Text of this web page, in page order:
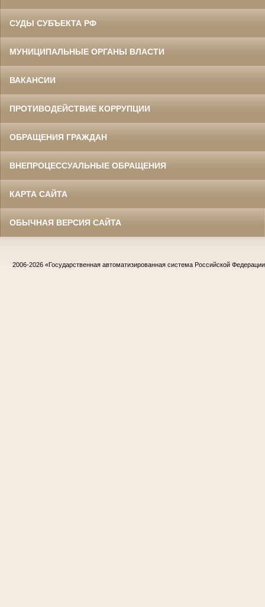
СУДЫ СУБЪЕКТА РФ
МУНИЦИПАЛЬНЫЕ ОРГАНЫ ВЛАСТИ
ВАКАНСИИ
ПРОТИВОДЕЙСТВИЕ КОРРУПЦИИ
ОБРАЩЕНИЯ ГРАЖДАН
ВНЕПРОЦЕССУАЛЬНЫЕ ОБРАЩЕНИЯ
КАРТА САЙТА
ОБЫЧНАЯ ВЕРСИЯ САЙТА
2006-2026 «Государственная автоматизированная система Российской